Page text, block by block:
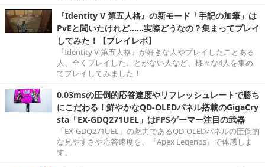
『Identity V 第五人格』の新モード「手記の加筆」は
PvEと聞いたけれど……実際どうなの？集まってプレイ
してみた！【プレイレポ】
『Identity V 第五人格』が好きな人やプレイしたことある
人、全くプレイしたことがない人など、様々な4人を集め
てプレイしてみました！
0.03msの圧倒的応答速度やリフレッシュレートで勝ち
にこだわる！鮮やかなQD-OLEDパネル搭載のGigaCry
sta「EX-GDQ271UEL」はFPSゲーマー注目の武器
「EX-GDQ271UEL」の魅力であるQD-OLEDパネルの圧倒的
な見やすさや応答速度を、『Apex Legends』で体感しま
す。